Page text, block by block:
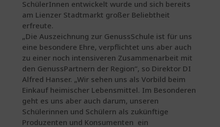
SchülerInnen entwickelt wurde und sich bereits
am Lienzer Stadtmarkt großer Beliebtheit
erfreute.
„Die Auszeichnung zur GenussSchule ist für uns
eine besondere Ehre, verpflichtet uns aber auch
zu einer noch intensiveren Zusammenarbeit mit
den GenussPartnern der Region“, so Direktor DI
Alfred Hanser. „Wir sehen uns als Vorbild beim
Einkauf heimischer Lebensmittel. Im Besonderen
geht es uns aber auch darum, unseren
Schülerinnen und Schülern als zukünftige
Produzenten und Konsumenten ein